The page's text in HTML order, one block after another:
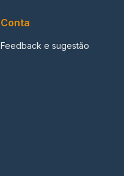
Conta
Feedback e sugestão